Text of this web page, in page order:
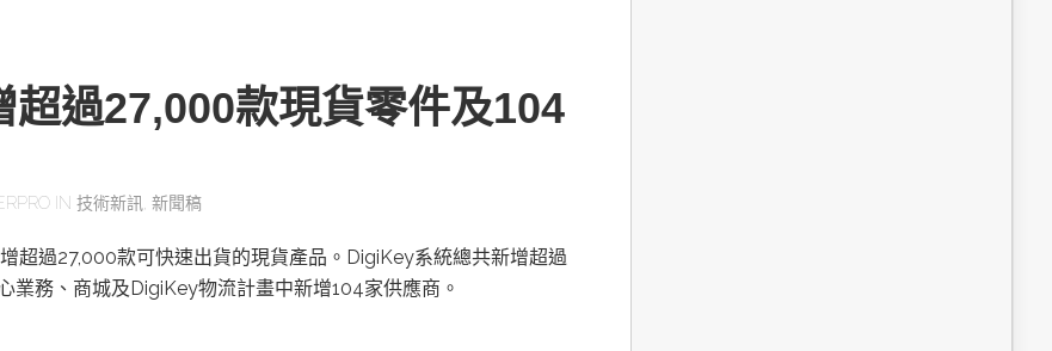
過27,000款現貨零件及104
IN 技術新訊 新聞稿
超過27,000款可快速出貨的現貨產品。DigiKey系統總共新增超過
業務、商城及DigiKey物流計畫中新增104家供應商。